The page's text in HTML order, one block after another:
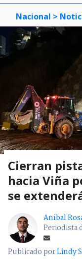
Nacional >
Cierran
hacia Viña
se
Aníbal
Periodista
Publicado porLindy